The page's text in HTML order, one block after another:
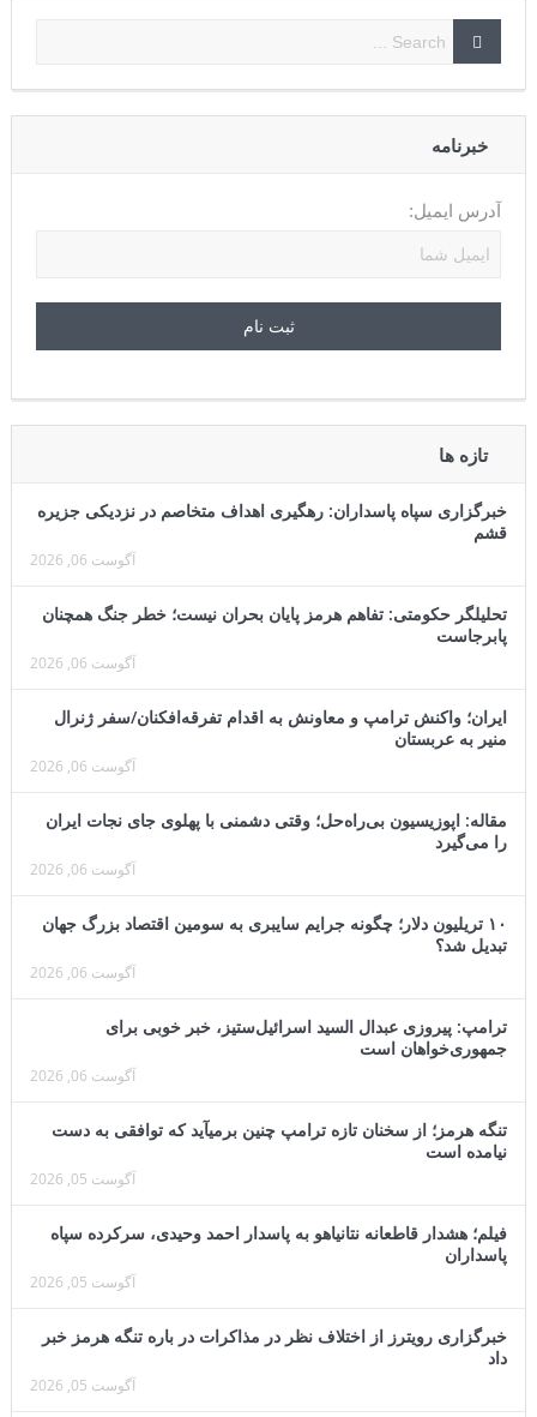
خبرنامه
آدرس ایمیل:
تازه ها
خبرگزاری سپاه پاسداران: رهگیری اهداف متخاصم در نزدیکی جزیره
قشم
آگوست 06, 2026
تحلیلگر حکومتی: تفاهم هرمز پایان بحران نیست؛ خطر جنگ همچنان
پابرجاست
آگوست 06, 2026
ایران؛ واکنش ترامپ و معاونش به اقدام تفرقه‌افکنان/سفر ژنرال
منیر به عربستان
آگوست 06, 2026
مقاله: اپوزیسیون بی‌راه‌حل؛ وقتی دشمنی با پهلوی جای نجات ایران
را می‌گیرد
آگوست 06, 2026
۱۰ تریلیون دلار؛ چگونه جرایم سایبری به سومین اقتصاد بزرگ جهان
تبدیل شد؟
آگوست 06, 2026
ترامپ: پیروزی عبدال السید اسرائیل‌ستیز، خبر خوبی برای
جمهوری‌خواهان است
آگوست 06, 2026
تنگه هرمز؛ از سخنان تازه ترامپ چنین برمیآید که توافقی به دست
نیامده است
آگوست 05, 2026
فیلم؛ هشدار قاطعانه نتانیاهو به پاسدار احمد وحیدی، سرکرده سپاه
پاسداران
آگوست 05, 2026
خبرگزاری رویترز از اختلاف نظر در مذاکرات در باره تنگه هرمز خبر
داد
آگوست 05, 2026